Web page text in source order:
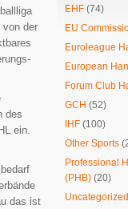
von der
des
ein.
das ist
EHF (74)
EU
Euroleague
European
Forum Club
GCH (52)
IHF (100)
Other Sports
Professional
(PHB) (20)
Uncategorized